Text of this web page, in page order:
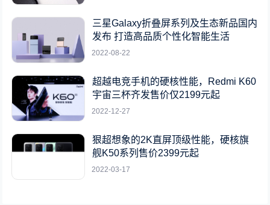
三星Galaxy折叠屏系列及生态新品国内
发布 打造高品质个性化智能生活
2022-08-22
超越电竞手机的硬核性能，Redmi K60
宇宙三杯齐发售价仅2199元起
2022-12-27
狠超想象的2K直屏顶级性能，硬核旗
舰K50系列售价2399元起
2022-03-17